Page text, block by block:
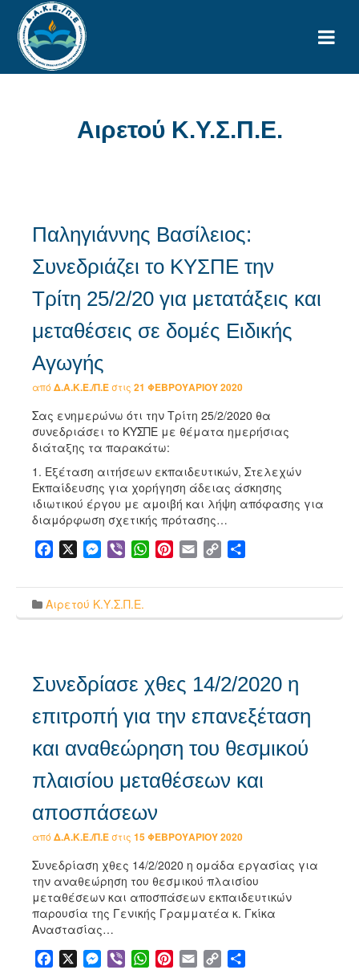
Αιρετού Κ.Υ.Σ.Π.Ε.
Παληγιάννης Βασίλειος:
Συνεδριάζει το ΚΥΣΠΕ την
Τρίτη 25/2/20 για μετατάξεις και
μεταθέσεις σε δομές Ειδικής
Αγωγής
από Δ.Α.Κ.Ε./Π.Εστις 21 ΦΕΒΡΟΥΑΡΊΟΥ 2020
Σας ενημερώνω ότι την Τρίτη 25/2/2020 θα
συνεδριάσει το ΚΥΣΠΕ με θέματα ημερήσιας
διάταξης τα παρακάτω:
1. Εξέταση αιτήσεων εκπαιδευτικών, Στελεχών
Εκπαίδευσης για χορήγηση άδειας άσκησης
ιδιωτικού έργου με αμοιβή και λήψη απόφασης για
διαμόρφωση σχετικής πρότασης…
Facebook Messenger
Viber WhatsApp
Pinterest
Email Copy
Αιρετού Κ.Υ.Σ.Π.Ε.
Συνεδρίασε χθες 14/2/2020 η
επιτροπή για την επανεξέταση
και αναθεώρηση του θεσμικού
πλαισίου μεταθέσεων και
αποσπάσεων
από Δ.Α.Κ.Ε./Π.Εστις 15 ΦΕΒΡΟΥΑΡΊΟΥ 2020
Συνεδρίαση χθες 14/2/2020 η ομάδα εργασίας για
την αναθεώρηση του θεσμικού πλαισίου
μεταθέσεων και αποσπάσεων εκπαιδευτικών
παρουσία της Γενικής Γραμματέα κ. Γκίκα
Αναστασίας…
Facebook Messenger
Viber WhatsApp
Pinterest
Email Copy